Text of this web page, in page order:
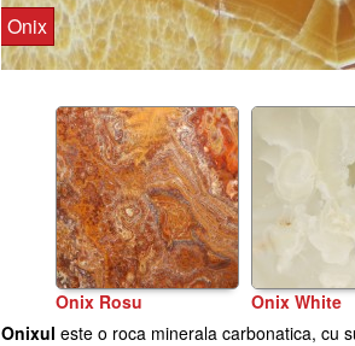
Onix
Onix Rosu Onix White
Onixul este o roca minerala carbonatica, cu